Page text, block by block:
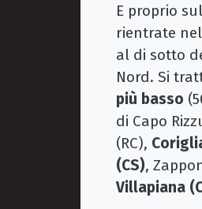
E proprio
rientrate
al di sotto
Nord. Si
più basso
di Capo
(RC),
(CS),
Villapiana